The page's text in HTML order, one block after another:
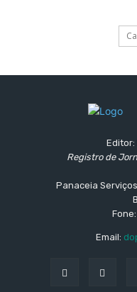
Editor:
Registro de
Panaceia
Email: